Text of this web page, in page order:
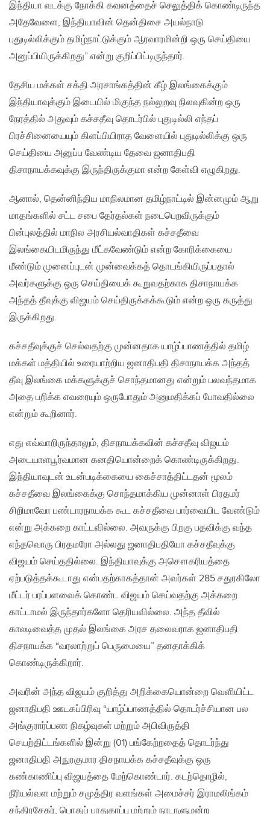
இந்தியா வடக்கு நோக்கி கவனத்தைச் செலுத்திக் கொண்டிருந்த
அதேவேளை, இந்தியாவின் தென்திசை அயல்நாடு
புதுடில்லிக்கும் தமிழ்நாட்டுக்கும் ஆரவாரமின்றி ஒரு செய்தியை
அனுப்பியிருக்கிறது” என்று குறிப்பிட்டிருந்தார்.
தேசிய மக்கள் சக்தி அரசாங்கத்தின் கீழ் இலங்கைக்கும்
இந்தியாவுக்கும் இடையில் மிகுந்த நல்லுறவு நிலவுகின்ற ஒரு
நேரத்தில் அதுவும் கச்சதீவு தொடர்பில் புதுடில்லி எந்தப்
பிரச்சினையையும் கிளப்பியிராத வேளையில் புதுடில்லிக்கு ஒரு
செய்தியை அனுப்ப வேண்டிய தேவை ஜனாதிபதி
திசாநாயக்கவுக்கு இருந்திருக்குமா என்ற கேள்வி எழுகிறது.
ஆனால், தென்னிந்திய மாநிலமான தமிழ்நாட்டில் இன்னமும் ஆறு
மாதங்களில் சட்ட சபை தேர்தல்கள் நடைபெறவிருக்கும்
பின்புலத்தில் மாநில அரசியல்வாதிகள் கச்சதீவை
இலங்கையிடமிருந்து மீட்கவேண்டும் என்ற கோரிக்கையை
மீண்டும் முனைப்புடன் முன்வைக்கத் தொடங்கியிருப்பதால்
அவர்களுக்கு ஒரு செய்தியைக் கூறுவதற்காக திசாநாயக்க
அந்தத் தீவுக்கு விஜயம் செய்திருக்கக்கூடும் என்ற ஒரு கருத்து
இருக்கிறது.
கச்சதீவுக்குச் செல்வதற்கு முன்னதாக யாழ்ப்பாணத்தில் தமிழ்
மக்கள் மத்தியில் உரையாற்றிய ஜனாதிபதி திசாநாயக்க அந்தத்
தீவு இலங்கை மக்களுக்குச் சொந்தமானது என்றும் பலவந்தமாக
அதை பறிக்க எவரையும் ஒருபோதும் அனுமதிக்கப் போவதில்லை
என்றும் கூறினார்.
எது எவ்வாறிருந்தாலும், திசநாயக்கவின் கச்சதீவு விஜயம்
அடையாளபூர்வமான கனதியொன்றைக் கொண்டிருக்கிறது.
இந்தியாவுடன் உடன்படிக்கையை கைச்சாத்திட்டதன் மூலம்
கச்சதீவை இலங்கைக்கு சொந்தமாக்கிய முன்னாள் பிரதமர்
சிறிமாவோ பண்டாரநாயக்க கூட கச்சதீவை பார்வையிட வேண்டும்
என்று அக்கறை காட்டவில்லை. அவருக்கு பிறகு பதவிக்கு வந்த
எந்தவொரு பிரதமரோ அல்லது ஜனாதிபதியோ கச்சதீவுக்கு
விஜயம் செய்ததில்லை. இந்தியாவுக்கு அசௌகரியத்தை
ஏற்படுத்தக்கூடாது என்பதற்காகத்தான் அவர்கள் 285 சதுரகிலோ
மீட்டர் பரப்பளவைக் கொண்ட விஜயம் செய்வதற்கு அக்கறை
காட்டாமல் இருந்தார்களோ தெரியவில்லை. அந்த தீவில்
காலடிவைத்த முதல் இலங்கை அரச தலைவராக ஜனாதிபதி
திசநாயக்க “வரலாற்றுப் பெருமையை” தனதாக்கிக்
கொண்டிருக்கிறார்.
அவரின் அந்த விஜயம் குறித்து அறிக்கையொன்றை வெளியிட்ட
ஜனாதிபதி ஊடகப்பிரிவு “யாழ்ப்பாணத்தில் தொடர்ச்சியான பல
அங்குரார்ப்பண நிகழ்வுகள் மற்றும் அபிவிருத்தி
செயற்திட்டங்களில் இன்று (01) பங்கேற்றதைத் தொடர்ந்து
ஜனாதிபதி அநுரகுமார திசநாயக்க கச்சதீவுக்கு ஒரு
கண்காணிப்பு விஜயத்தை மேற்கொண்டார். கடற்தொழில்,
நீரியல்வள மற்றும் சமுத்திர வளங்கள் அமைச்சர் இராமலிங்கம்
சந்திரசேகர், பொதுப் பாதுகாப்பு மற்றும் நாடாளுமன்ற